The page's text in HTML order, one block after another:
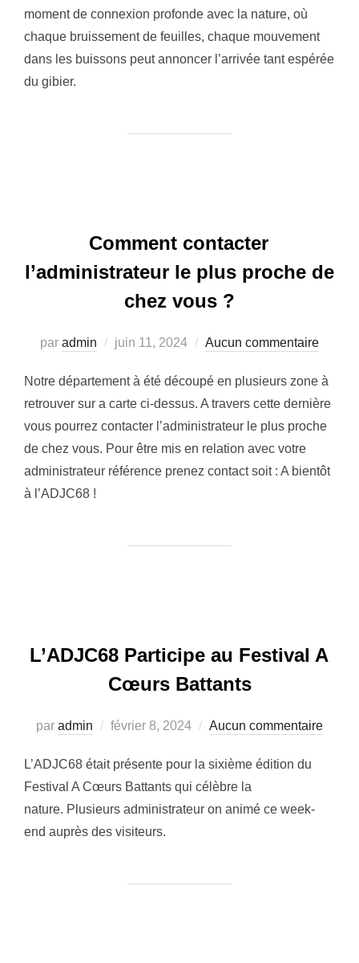
moment de connexion profonde avec la nature, où
chaque bruissement de feuilles, chaque mouvement
dans les buissons peut annoncer l’arrivée tant espérée
du gibier.
Comment contacter
l’administrateur le plus proche de
chez vous ?
par admin
Publié
juin 11, 2024 Aucun commentaire
Notre département à été découpé en plusieurs zone à
retrouver sur a carte ci-dessus. A travers cette dernière
vous pourrez contacter l’administrateur le plus proche
de chez vous. Pour être mis en relation avec votre
administrateur référence prenez contact soit : A bientôt
à l’ADJC68 !
L’ADJC68 Participe au Festival A
Cœurs Battants
par admin
Publié
février 8, 2024 Aucun commentaire
L’ADJC68 était présente pour la sixième édition du
Festival A Cœurs Battants qui célèbre la
nature. Plusieurs administrateur on animé ce week-
end auprès des visiteurs.